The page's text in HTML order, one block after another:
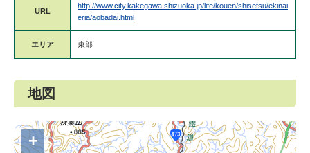
URL
http://www.city.kakegawa.shizuoka.jp/life/kouen/shisetsu/ekinai
eria/aobadai.html
エリア 東部
地図
+